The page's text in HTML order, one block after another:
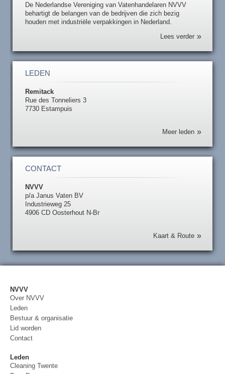
De Nederlandse Vereniging van Vatenhandelaren NVVV
behartigt de belangen van de bedrijven die zich bezig
houden met industriële verpakkingen in Nederland.
Lees verder
LEDEN
Remitack
Rue des Tonneliers 3
7730 Estampuis
Meer leden
CONTACT
NVVV
p/a Janus Vaten BV
Industrieweg 25
4906 CD Oosterhout N-Br
Kaart & Route
NVVV
Over NVVV
Leden
Bestuur & organisatie
Lid worden
Contact
Leden
Cleaning Twente